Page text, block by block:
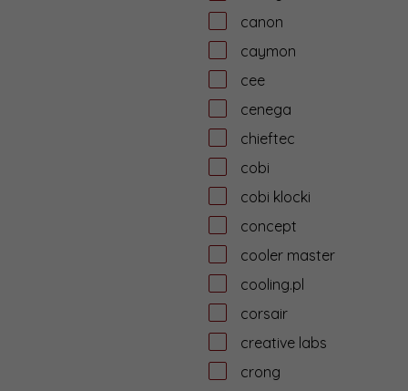
canon
caymon
cee
cenega
chieftec
cobi
cobi klocki
concept
cooler master
cooling.pl
corsair
creative labs
crong